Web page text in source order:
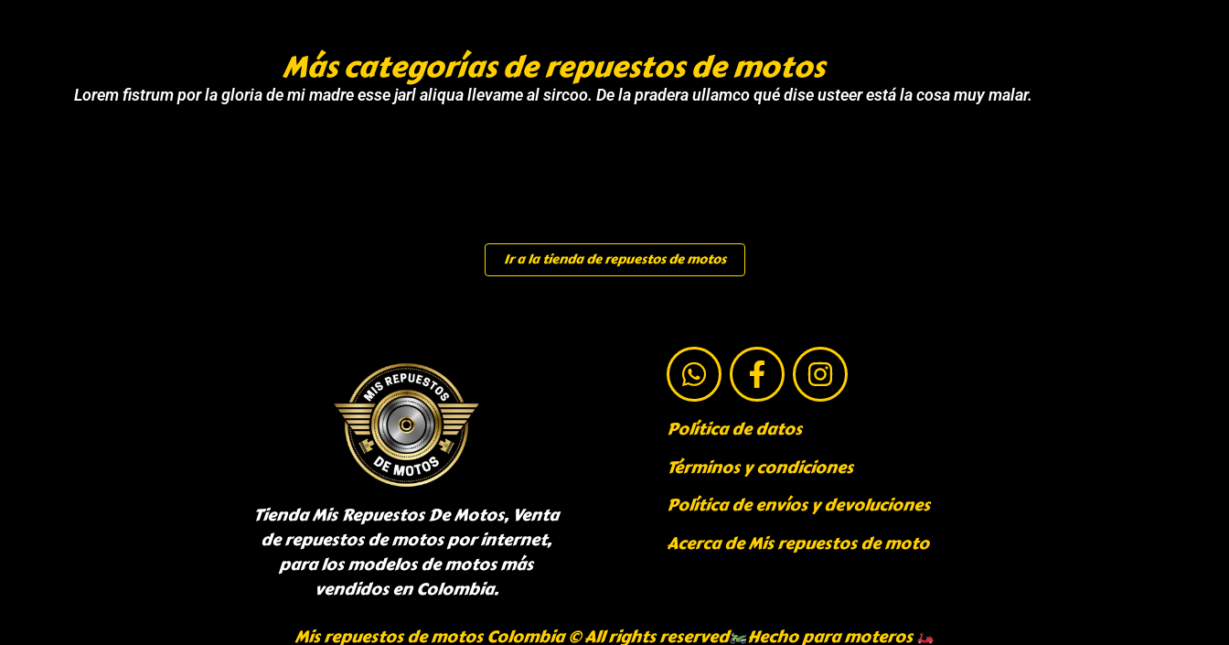
Más categorías de repuestos de motos
Lorem fistrum por la gloria de mi madre esse jarl aliqua llevame al sircoo. De la pradera ullamco qué dise usteer está la cosa muy malar.
Ir a la tienda de repuestos de motos
Tienda Mis Repuestos De Motos, Venta
de repuestos de motos por internet,
para los modelos de motos más
vendidos en Colombia.
Política de datos
Términos y condiciones
Política de envíos y devoluciones
Acerca de Mis repuestos de moto
Mis repuestos de motos Colombia © All rights reserved Hecho para moteros